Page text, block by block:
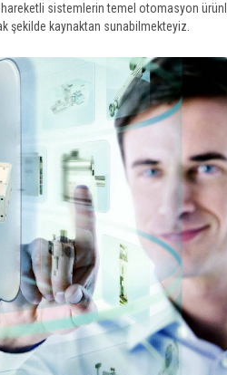
sistemlerin temel otomasyon
şekilde kaynaktan sunabilmekteyiz.